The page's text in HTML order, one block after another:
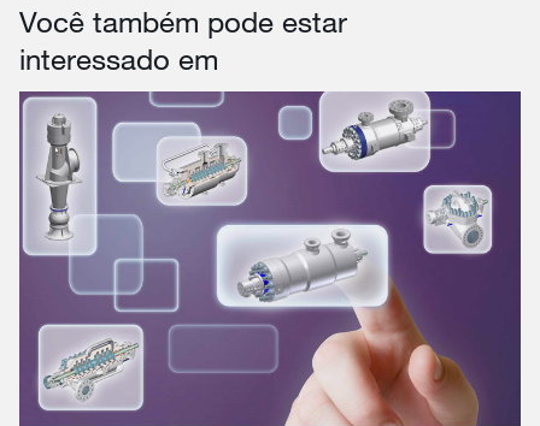
Você também pode estar
interessado em